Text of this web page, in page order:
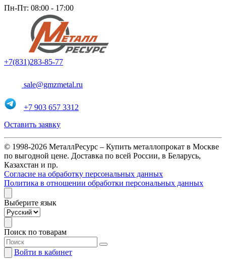
Пн-Пт: 08:00 - 17:00
+7(831)283-85-77
sale@gmzmetal.ru
+7 903 657 3312
Оставить заявку
© 1998-2026 МеталлРесурс – Купить металлопрокат в Москве
по выгодной цене. Доставка по всей России, в Беларусь,
Казахстан и пр.
Согласие на обработку персональных данных
Политика в отношении обработки персональных данных
Выберите язык
Поиск по товарам
Войти в кабинет